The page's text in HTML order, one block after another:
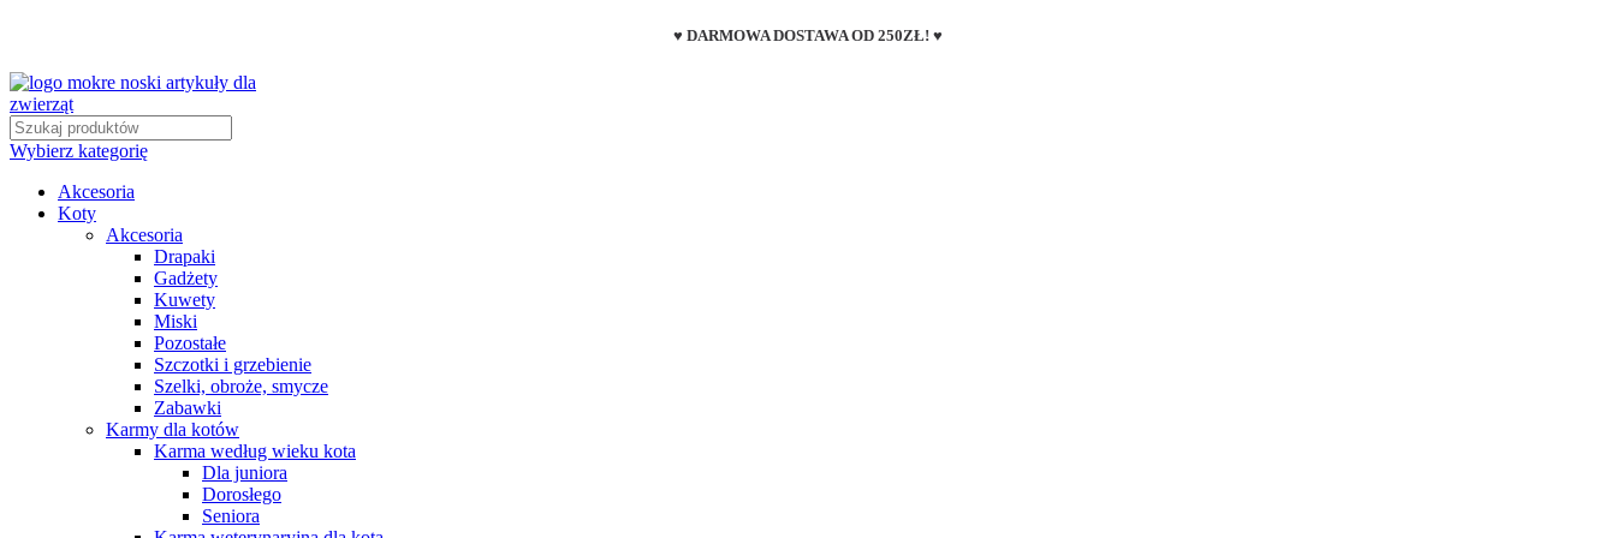
♥ DARMOWA DOSTAWA OD 250ZŁ! ♥
Wybierz kategorię
Akcesoria
Koty
Akcesoria
Drapaki
Gadżety
Kuwety
Miski
Pozostałe
Szczotki i grzebienie
Szelki, obroże, smycze
Zabawki
Karmy dla kotów
Karma według wieku kota
Dla juniora
Dorosłego
Seniora